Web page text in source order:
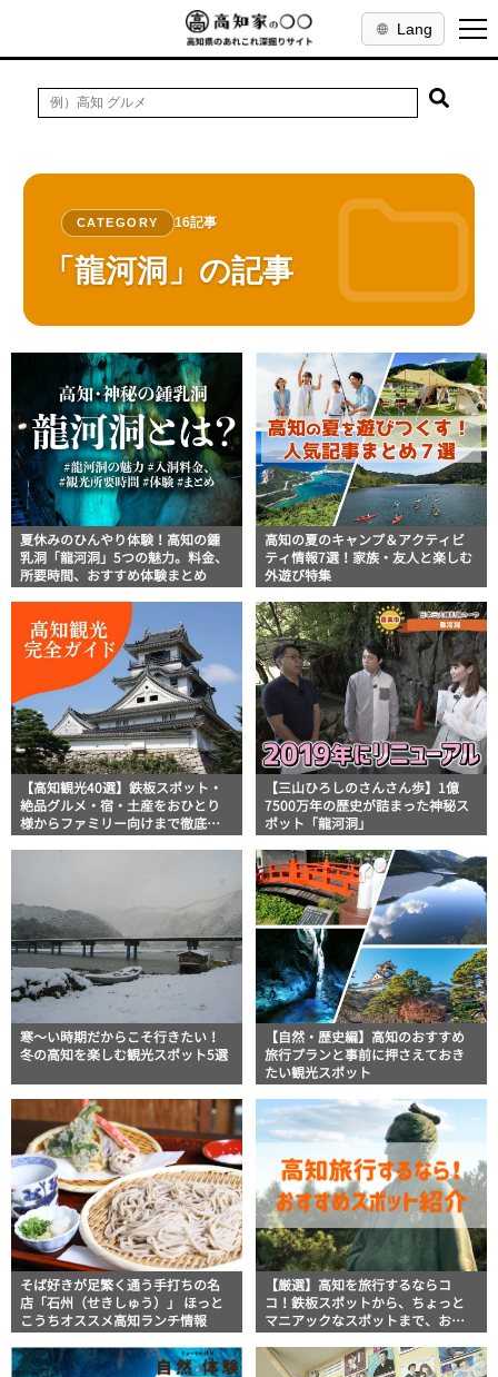
Lang
CATEGORY 16記事
「龍河洞」の記事
夏休みのひんやり体験！高知の鍾
乳洞「龍河洞」5つの魅力。料金、
所要時間、おすすめ体験まとめ
高知の夏のキャンプ＆アクティビ
ティ情報7選！家族・友人と楽しむ
外遊び特集
【高知観光40選】鉄板スポット・
絶品グルメ・宿・土産をおひとり
様からファミリー向けまで徹底解
【三山ひろしのさんさん歩】1億
7500万年の歴史が詰まった神秘ス
ポット「龍河洞」
寒～い時期だからこそ行きたい！
冬の高知を楽しむ観光スポット5選
【自然・歴史編】高知のおすすめ
旅行プランと事前に押さえておき
たい観光スポット
そば好きが足繁く通う手打ちの名
店「石州（せきしゅう）」 ほっと
こうちオススメ高知ランチ情報
【厳選】高知を旅行するならコ
コ！鉄板スポットから、ちょっと
マニアックなスポットまで、おす
挙公開